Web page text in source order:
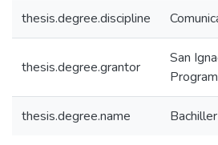
thesis.degree.discipline
thesis.degree.grantor
San
thesis.degree.name